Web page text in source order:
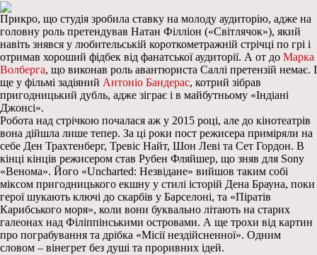
Прикро, що студія зробила ставку на молоду аудиторію, адже на
головну роль претендував Натан Філліон («Світлячок»), який
навіть знявся у любительській короткометражній стрічці по грі і
отримав хороший фідбек від фанатської аудиторії. А от до Марка
Волберга, що виконав роль авантюриста Саллі претензій немає. І
ще у фільмі задіяний Антоніо Бандерас, котрий зібрав
пригодницький дубль, адже зіграє і в майбутньому «Індіані
Джонсі».
Робота над стрічкою почалася аж у 2015 році, але до кінотеатрів
вона дійшла лише тепер. За ці роки пост режисера приміряли на
себе Ден Трахтенберг, Тревіс Найт, Шон Леві та Сет Гордон. В
кінці кінців режисером став Рубен Фляйшер, що зняв для Sony
«Венома». Його «Uncharted: Незвідане» вийшов таким собі
міксом пригодницького екшну у стилі історій Дена Брауна, поки
герої шукають ключі до скарбів у Барселоні, та «Піратів
Карибського моря», коли вони буквально літають на старих
галеонах над Філіппінськими островами. А ще трохи від картин
про пограбування та дрібка «Місії нездійсненної». Одним
словом – вінегрет без душі та проривних ідей.